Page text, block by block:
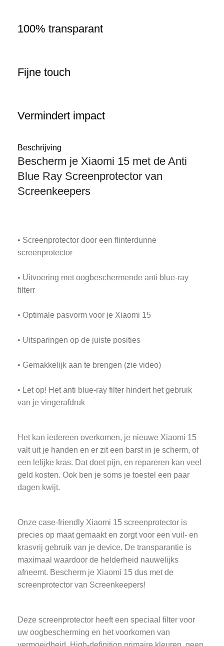
100% transparant
Fijne touch
Vermindert impact
Beschrijving
Bescherm je Xiaomi 15 met de Anti
Blue Ray Screenprotector van
Screenkeepers
• Screenprotector door een flinterdunne
screenprotector
• Uitvoering met oogbeschermende anti blue-ray
filterr
• Optimale pasvorm voor je Xiaomi 15
• Uitsparingen op de juiste posities
• Gemakkelijk aan te brengen (zie video)
• Let op! Het anti blue-ray filter hindert het gebruik
van je vingerafdruk
Het kan iedereen overkomen, je nieuwe Xiaomi 15
valt uit je handen en er zit een barst in je scherm, of
een lelijke kras. Dat doet pijn, en repareren kan veel
geld kosten. Ook ben je soms je toestel een paar
dagen kwijt.
Onze case-friendly Xiaomi 15 screenprotector is
precies op maat gemaakt en zorgt voor een vuil- en
krasvrij gebruik van je device. De transparantie is
maximaal waardoor de helderheid nauwelijks
afneemt. Bescherm je Xiaomi 15 dus met de
screenprotector van Screenkeepers!
Deze screenprotector heeft een speciaal filter voor
uw oogbescherming en het voorkomen van